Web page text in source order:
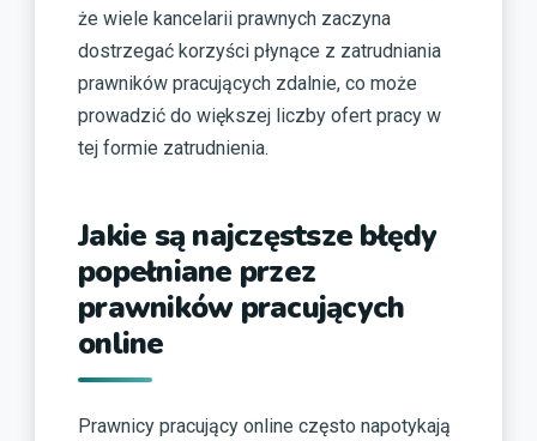
że wiele kancelarii prawnych zaczyna
dostrzegać korzyści płynące z zatrudniania
prawników pracujących zdalnie, co może
prowadzić do większej liczby ofert pracy w
tej formie zatrudnienia.
Jakie są najczęstsze błędy
popełniane przez
prawników pracujących
online
Prawnicy pracujący online często napotykają